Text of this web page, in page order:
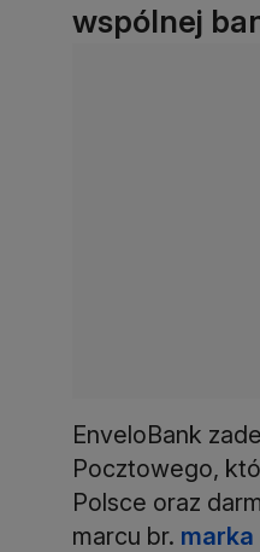
wspólnej
EnveloBank
Pocztowego,
Polsce oraz
marcu br. marka